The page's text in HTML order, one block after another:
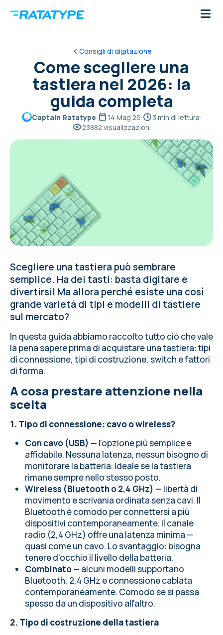
Consigli di digitazione
Come scegliere una
tastiera nel 2026: la
guida completa
Captain Ratatype· 14 Mag 26· 3 min di lettura·
23882 visualizzazioni
Scegliere una tastiera può sembrare
semplice. Ha dei tasti: basta digitare e
divertirsi! Ma allora perché esiste una così
grande varietà di tipi e modelli di tastiere
sul mercato?
In questa guida abbiamo raccolto tutto ciò che vale
la pena sapere prima di acquistare una tastiera: tipi
di connessione, tipi di costruzione, switch e fattori
di forma.
A cosa prestare attenzione nella
scelta
1. Tipo di connessione: cavo o wireless?
Con cavo (USB) — l'opzione più semplice e
affidabile. Nessuna latenza, nessun bisogno di
monitorare la batteria. Ideale se la tastiera
rimane sempre nello stesso posto.
Wireless (Bluetooth o 2,4 GHz) — libertà di
movimento e scrivania ordinata senza cavi. Il
Bluetooth è comodo per connettersi a più
dispositivi contemporaneamente. Il canale
radio (2,4 GHz) offre una latenza minima —
quasi come un cavo. Lo svantaggio: bisogna
tenere d'occhio il livello della batteria.
Combinato— alcuni modelli supportano
Bluetooth, 2,4 GHz e connessione cablata
contemporaneamente. Comodo se si passa
spesso da un dispositivo all'altro.
2. Tipo di costruzione della tastiera